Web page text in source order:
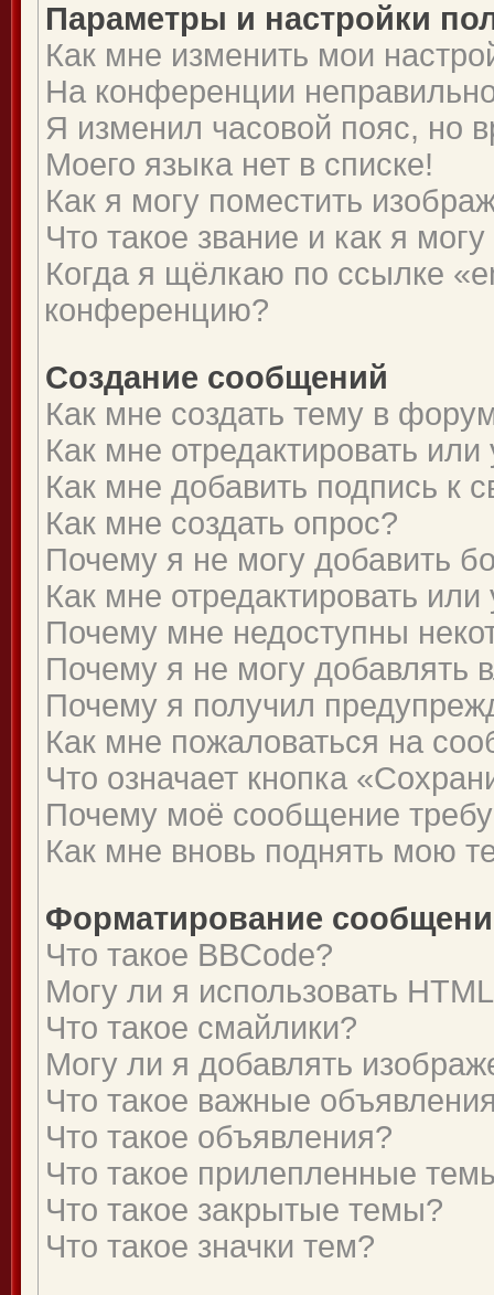
Параметры и настройки
Как мне изменить мои
На конференции
Я изменил часовой пояс, но
Моего языка нет в списке!
Как я могу поместить
Что такое звание и как я
Когда я щёлкаю по ссылке
конференцию?
Создание сообщений
Как мне создать тему в
Как мне отредактировать
Как мне добавить подпись к
Как мне создать опрос?
Почему я не могу добавить
Как мне отредактировать
Почему мне недоступны
Почему я не могу добавлять
Почему я получил
Как мне пожаловаться на
Что означает кнопка
Почему моё сообщение
Как мне вновь поднять мою
Форматирование
Что такое BBCode?
Могу ли я использовать
Что такое смайлики?
Могу ли я добавлять
Что такое важные
Что такое объявления?
Что такое прилепленные
Что такое закрытые темы?
Что такое значки тем?